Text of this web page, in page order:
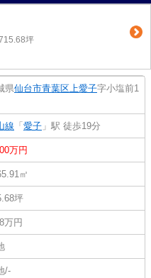
坪
県仙台市青葉区上愛子字小塩前1
線 「 愛子 」駅 徒歩19分
万円
㎡
坪
万円
/-